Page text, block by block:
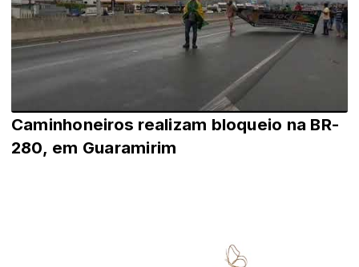
Caminhoneiros realizam bloqueio na BR-
280, em Guaramirim